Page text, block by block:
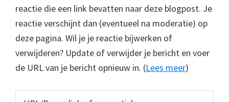
reactie die een link bevatten naar deze blogpost. Je
reactie verschijnt dan (eventueel na moderatie) op
deze pagina. Wil je je reactie bijwerken of
verwijderen? Update of verwijder je bericht en voer
de URL van je bericht opnieuw in. (Lees meer)